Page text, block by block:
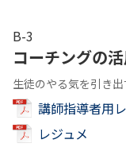
B-3
コーチングの
生徒のやる気を引き
講師指導者用
レジュメ